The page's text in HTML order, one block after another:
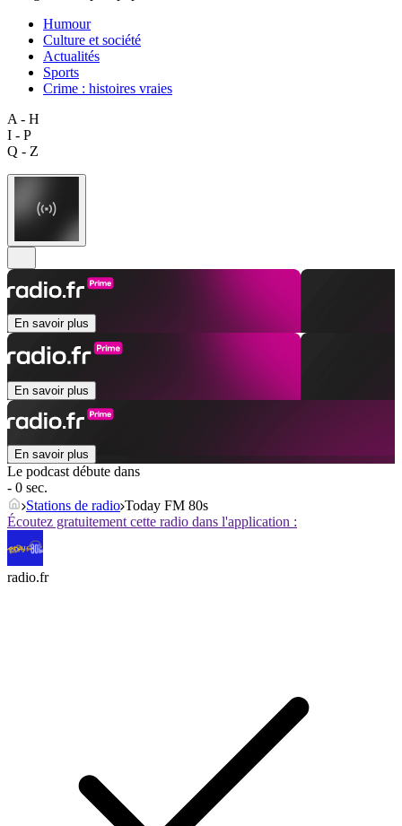
Humour
Culture et société
Actualités
Sports
Crime : histoires vraies
A - H
I - P
Q - Z
En savoir plus
En savoir plus
En savoir plus
Le podcast débute dans
- 0 sec.
Stations de radio Today FM 80s
Écoutez gratuitement cette radio dans l'application :
radio.fr